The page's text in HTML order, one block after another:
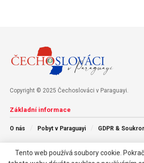
Copyright © 2025 Čechoslováci v Paraguayi.
Základní informace
O nás Pobyt v Paraguayi GDPR &
Následujte nás
Tento web používá soubory cookie.